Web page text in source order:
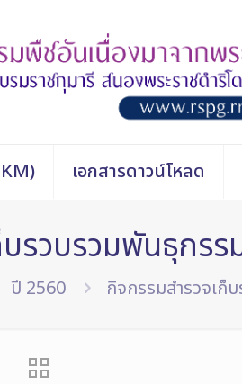
เอกสารดาวน์โหลด
บรวบรวมพันธุกร
ปี 2560 กิจกรรมสำรวจเ